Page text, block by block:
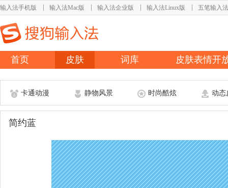
输入法手机版 输入法Mac版 输入法企业版 输入法Linux版 五笔输入法
首页 皮肤 词库 皮肤表情开
卡通动漫 静物风景 时尚酷炫 动态
简约蓝